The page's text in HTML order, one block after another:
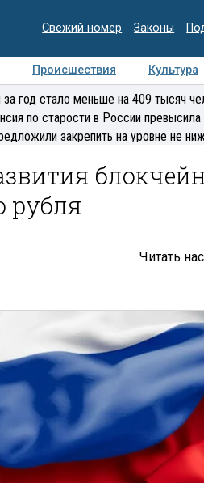
Свежий номер Законы
Происшествия Культура
Медиацентр Интервью
год стало меньше на 409 тысяч
по старости в России
закрепить на уровне не
рубля
Читать